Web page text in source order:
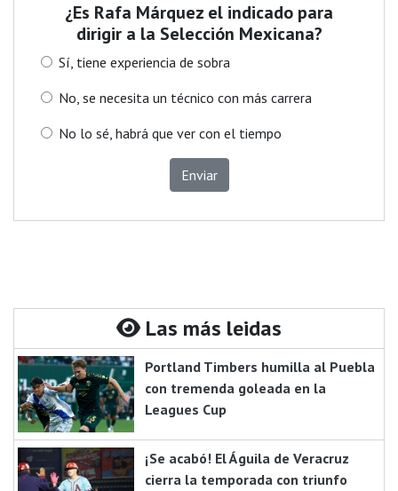
¿Es Rafa Márquez el indicado para
dirigir a la Selección Mexicana?
Sí, tiene experiencia de sobra
No, se necesita un técnico con más carrera
No lo sé, habrá que ver con el tiempo
Enviar
Las más leidas
Portland Timbers humilla al Puebla
con tremenda goleada en la
Leagues Cup
¡Se acabó! El Águila de Veracruz
cierra la temporada con triunfo